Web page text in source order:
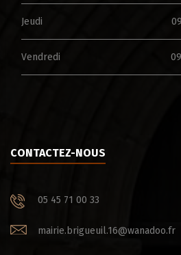
Jeudi
Vendredi
CONTACTEZ-NOUS
05 45 71 00 33
mairie.brigueuil.16@wanadoo.fr